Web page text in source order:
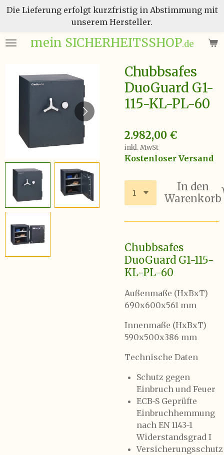
Zum
mein SICHERHEITSSHOP.de
Die Lieferung erfolgt kurzfristig in Abstimmung mit
unserem Hersteller.
Chubbsafes
DuoGuard G1-
115-KL-PL-60
2.982,00 €
inkl. MwSt
Kostenloser Versand
In den
Warenkorb
Chubbsafes
DuoGuard G1-115-
KL-PL-60
Außenmaße (HxBxT)
690x600x561 mm
Innenmaße (HxBxT)
590x500x386 mm
Technische Daten
Schutz gegen
Einbruch und Feuer
ECB-S Geprüfte
Einbruchhemmung
nach EN 1143-1
Widerstandsgrad I
Versicherungsschutz